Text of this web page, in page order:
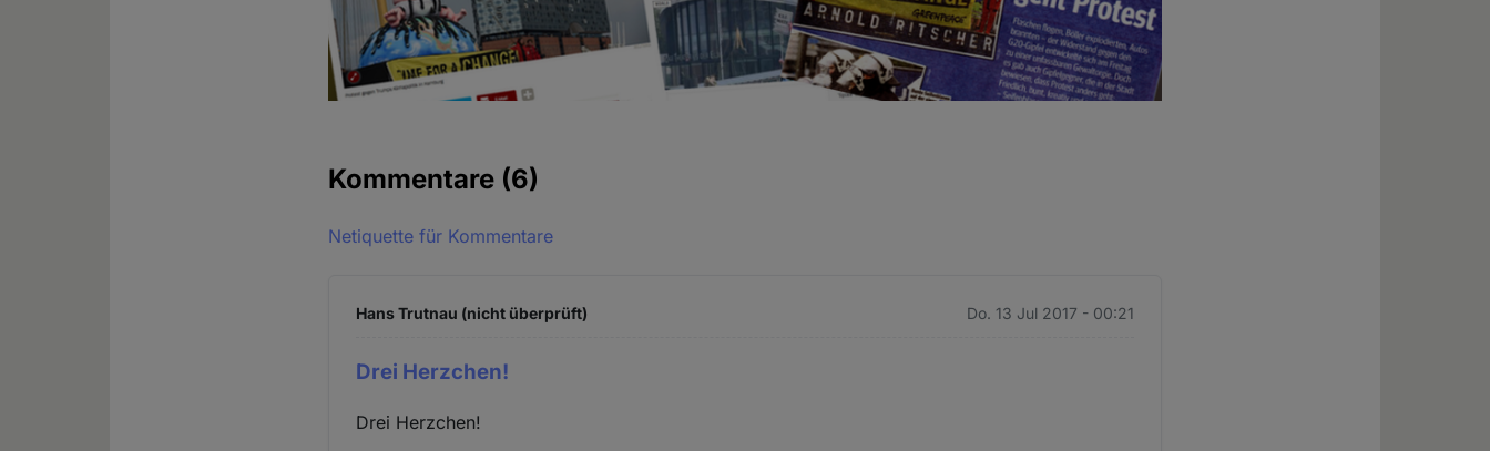
Kommentare (6)
Netiquette für Kommentare
Hans Trutnau (nicht überprüft) Do. 13 Jul 2017 - 00:21
Drei Herzchen!
Drei Herzchen!